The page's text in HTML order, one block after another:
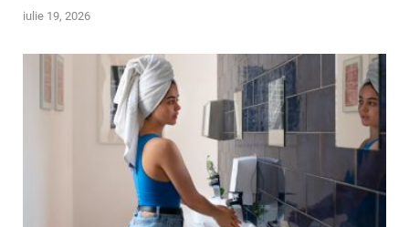
iulie 19, 2026